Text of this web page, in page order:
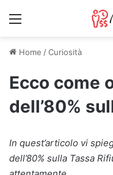
Menu
Home /Curiosità
Ecco come
dell’80%
In quest’articolo vi
dell’80% sulla Tassa